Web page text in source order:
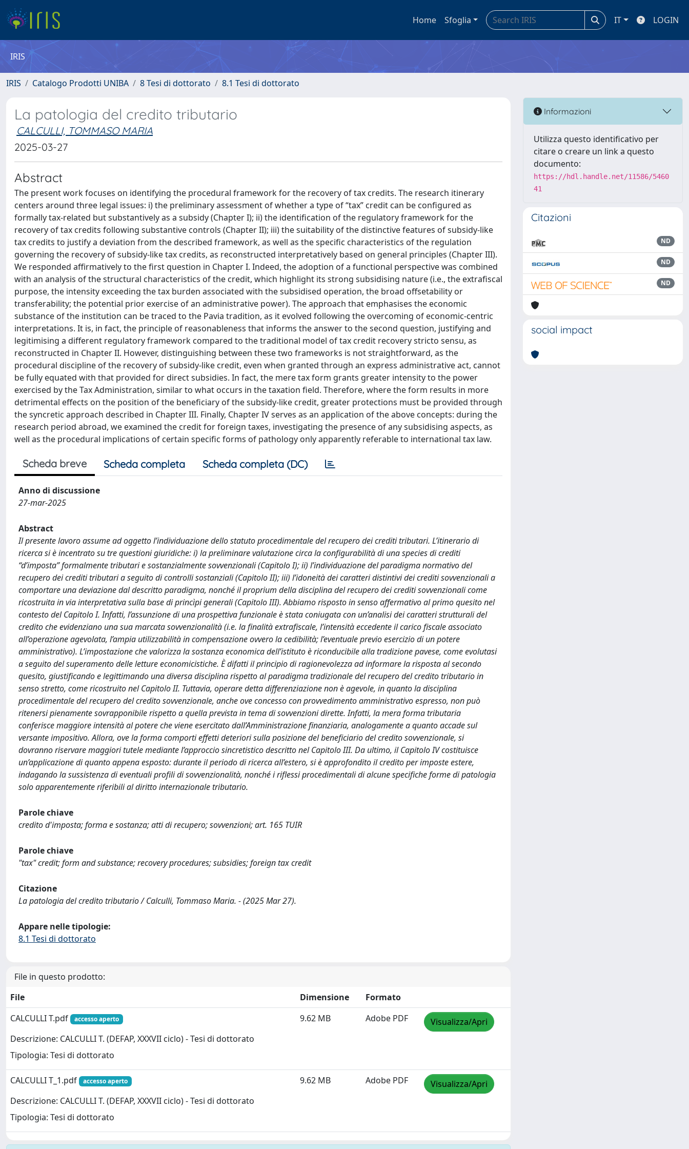
Home Sfoglia IT LOGIN
IRIS
IRIS Catalogo Prodotti UNIBA 8 Tesi di dottorato 8.1 Tesi di dottorato
La patologia del credito tributario
CALCULLI, TOMMASO MARIA
2025-03-27
Abstract
The present work focuses on identifying the procedural framework for the recovery of tax credits. The research itinerary
centers around three legal issues: i) the preliminary assessment of whether a type of “tax” credit can be configured as
formally tax-related but substantively as a subsidy (Chapter I); ii) the identification of the regulatory framework for the
recovery of tax credits following substantive controls (Chapter II); iii) the suitability of the distinctive features of subsidy-like
tax credits to justify a deviation from the described framework, as well as the specific characteristics of the regulation
governing the recovery of subsidy-like tax credits, as reconstructed interpretatively based on general principles (Chapter III).
We responded affirmatively to the first question in Chapter I. Indeed, the adoption of a functional perspective was combined
with an analysis of the structural characteristics of the credit, which highlight its strong subsidising nature (i.e., the extrafiscal
purpose, the intensity exceeding the tax burden associated with the subsidised operation, the broad offsetability or
transferability; the potential prior exercise of an administrative power). The approach that emphasises the economic
substance of the institution can be traced to the Pavia tradition, as it evolved following the overcoming of economic-centric
interpretations. It is, in fact, the principle of reasonableness that informs the answer to the second question, justifying and
legitimising a different regulatory framework compared to the traditional model of tax credit recovery stricto sensu, as
reconstructed in Chapter II. However, distinguishing between these two frameworks is not straightforward, as the
procedural discipline of the recovery of subsidy-like credit, even when granted through an express administrative act, cannot
be fully equated with that provided for direct subsidies. In fact, the mere tax form grants greater intensity to the power
exercised by the Tax Administration, similar to what occurs in the taxation field. Therefore, where the form results in more
detrimental effects on the position of the beneficiary of the subsidy-like credit, greater protections must be provided through
the syncretic approach described in Chapter III. Finally, Chapter IV serves as an application of the above concepts: during the
research period abroad, we examined the credit for foreign taxes, investigating the presence of any subsidising aspects, as
well as the procedural implications of certain specific forms of pathology only apparently referable to international tax law.
Scheda breve Scheda completa Scheda completa (DC)
Anno di discussione
27-mar-2025
Abstract
Il presente lavoro assume ad oggetto l’individuazione dello statuto procedimentale del recupero dei crediti tributari. L’itinerario di
ricerca si è incentrato su tre questioni giuridiche: i) la preliminare valutazione circa la configurabilità di una species di crediti
“d’imposta” formalmente tributari e sostanzialmente sovvenzionali (Capitolo I); ii) l’individuazione del paradigma normativo del
recupero dei crediti tributari a seguito di controlli sostanziali (Capitolo II); iii) l’idoneità dei caratteri distintivi dei crediti sovvenzionali a
comportare una deviazione dal descritto paradigma, nonché il proprium della disciplina del recupero dei crediti sovvenzionali come
ricostruita in via interpretativa sulla base di princìpi generali (Capitolo III). Abbiamo risposto in senso affermativo al primo quesito nel
contesto del Capitolo I. Infatti, l’assunzione di una prospettiva funzionale è stata coniugata con un’analisi dei caratteri strutturali del
credito che evidenziano una sua marcata sovvenzionalità (i.e. la finalità extrafiscale, l’intensità eccedente il carico fiscale associato
all’operazione agevolata, l’ampia utilizzabilità in compensazione ovvero la cedibilità; l’eventuale previo esercizio di un potere
amministrativo). L’impostazione che valorizza la sostanza economica dell’istituto è riconducibile alla tradizione pavese, come evolutasi
a seguito del superamento delle letture economicistiche. È difatti il principio di ragionevolezza ad informare la risposta al secondo
quesito, giustificando e legittimando una diversa disciplina rispetto al paradigma tradizionale del recupero del credito tributario in
senso stretto, come ricostruito nel Capitolo II. Tuttavia, operare detta differenziazione non è agevole, in quanto la disciplina
procedimentale del recupero del credito sovvenzionale, anche ove concesso con provvedimento amministrativo espresso, non può
ritenersi pienamente sovrapponibile rispetto a quella prevista in tema di sovvenzioni dirette. Infatti, la mera forma tributaria
conferisce maggiore intensità al potere che viene esercitato dall’Amministrazione finanziaria, analogamente a quanto accade sul
versante impositivo. Allora, ove la forma comporti effetti deteriori sulla posizione del beneficiario del credito sovvenzionale, si
dovranno riservare maggiori tutele mediante l’approccio sincretistico descritto nel Capitolo III. Da ultimo, il Capitolo IV costituisce
un’applicazione di quanto appena esposto: durante il periodo di ricerca all’estero, si è approfondito il credito per imposte estere,
indagando la sussistenza di eventuali profili di sovvenzionalità, nonché i riflessi procedimentali di alcune specifiche forme di patologia
solo apparentemente riferibili al diritto internazionale tributario.
Parole chiave
credito d'imposta; forma e sostanza; atti di recupero; sovvenzioni; art. 165 TUIR
Parole chiave
"tax" credit; form and substance; recovery procedures; subsidies; foreign tax credit
Citazione
La patologia del credito tributario / Calculli, Tommaso Maria. - (2025 Mar 27).
Appare nelle tipologie:
8.1 Tesi di dottorato
File in questo prodotto:
File
Dimensione
Formato
CALCULLI T.pdf
accesso aperto
Descrizione: CALCULLI T. (DEFAP, XXXVII ciclo) - Tesi di dottorato
Tipologia: Tesi di dottorato
9.62 MB Adobe PDF Visualizza/Apri
CALCULLI T_1.pdf accesso aperto
Descrizione: CALCULLI T. (DEFAP, XXXVII ciclo) - Tesi di dottorato
Tipologia: Tesi di dottorato
9.62 MB Adobe PDF Visualizza/Apri
Informazioni
Utilizza questo identificativo per
citare o creare un link a questo
documento:
https://hdl.handle.net/11586/5460
41
Citazioni
ND
ND
ND
social impact